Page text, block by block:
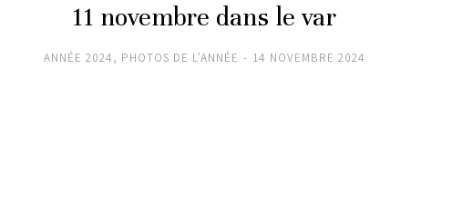
11 novembre dans le var
ANNÉE 2024, PHOTOS DE L'ANNÉE 14 NOVEMBRE 2024